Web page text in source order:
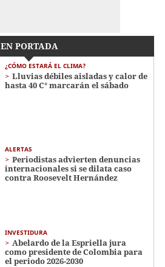
EN PORTADA
¿CÓMO ESTARÁ EL CLIMA?
Lluvias débiles aisladas y calor de
hasta 40 C° marcarán el sábado
ALERTAS
Periodistas advierten denuncias
internacionales si se dilata caso
contra Roosevelt Hernández
INVESTIDURA
Abelardo de la Espriella jura
como presidente de Colombia para
el periodo 2026-2030